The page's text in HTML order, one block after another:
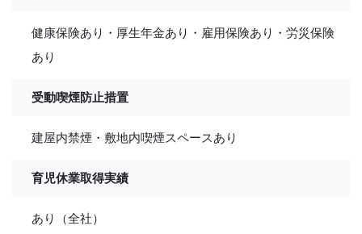
健康保険あり・厚生年金あり・雇用保険あり・労災保険
あり
受動喫煙防止措置
建屋内禁煙・敷地内喫煙スペースあり
育児休業取得実績
あり（全社）